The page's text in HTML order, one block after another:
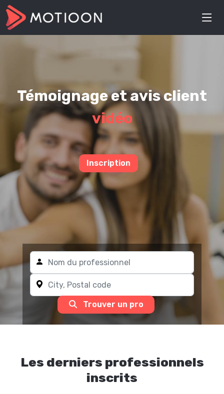
Témoignage et avis client
vidéo
Inscription
Trouver un pro
Les derniers professionnels
inscrits